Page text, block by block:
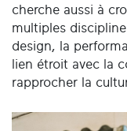
cherche aussi à
multiples
design, la
lien étroit avec la
rapprocher la